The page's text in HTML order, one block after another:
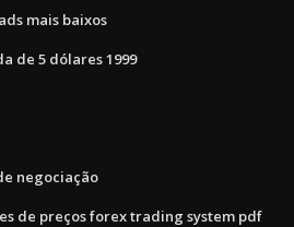
mais baixos
de 5 dólares 1999
negociação
de preços forex trading system pdf